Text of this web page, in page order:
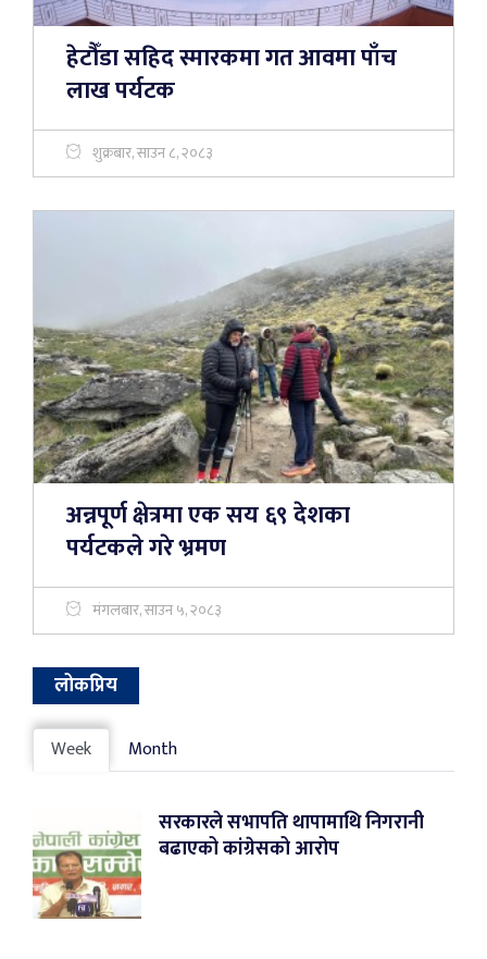
हेटौँडा सहिद स्मारकमा गत आवमा पाँच
लाख पर्यटक
शुक्रबार, साउन ८, २०८३
अन्नपूर्ण क्षेत्रमा एक सय ६९ देशका
पर्यटकले गरे भ्रमण
मंगलबार, साउन ५, २०८३
लोकप्रिय
Week Month
सरकारले सभापति थापामाथि निगरानी
बढाएको कांग्रेसको आरोप